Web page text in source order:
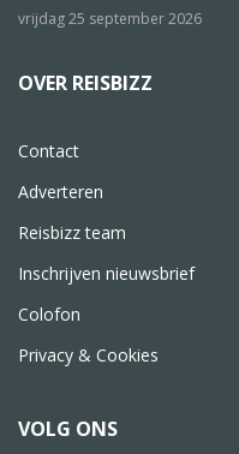
vrijdag 25 september 2026
OVER REISBIZZ
Contact
Adverteren
Reisbizz team
Inschrijven nieuwsbrief
Colofon
Privacy & Cookies
VOLG ONS